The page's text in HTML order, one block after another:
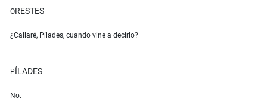
ORESTES
¿Callaré, Pílades, cuando vine a decirlo?
PÍLADES
No.